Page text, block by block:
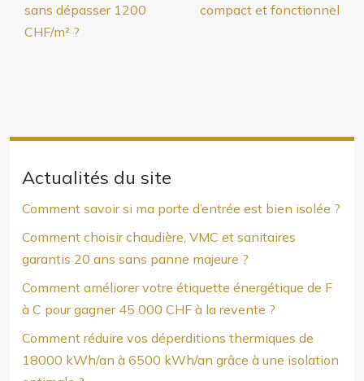
sans dépasser 1200
CHF/m² ?
compact et fonctionnel
Actualités du site
Comment savoir si ma porte d’entrée est bien isolée ?
Comment choisir chaudière, VMC et sanitaires
garantis 20 ans sans panne majeure ?
Comment améliorer votre étiquette énergétique de F
à C pour gagner 45 000 CHF à la revente ?
Comment réduire vos déperditions thermiques de
18000 kWh/an à 6500 kWh/an grâce à une isolation